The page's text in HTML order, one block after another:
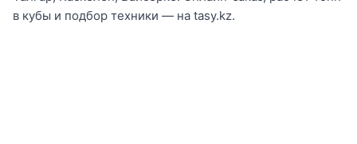
в кубы и подбор техники — на tasy.kz.